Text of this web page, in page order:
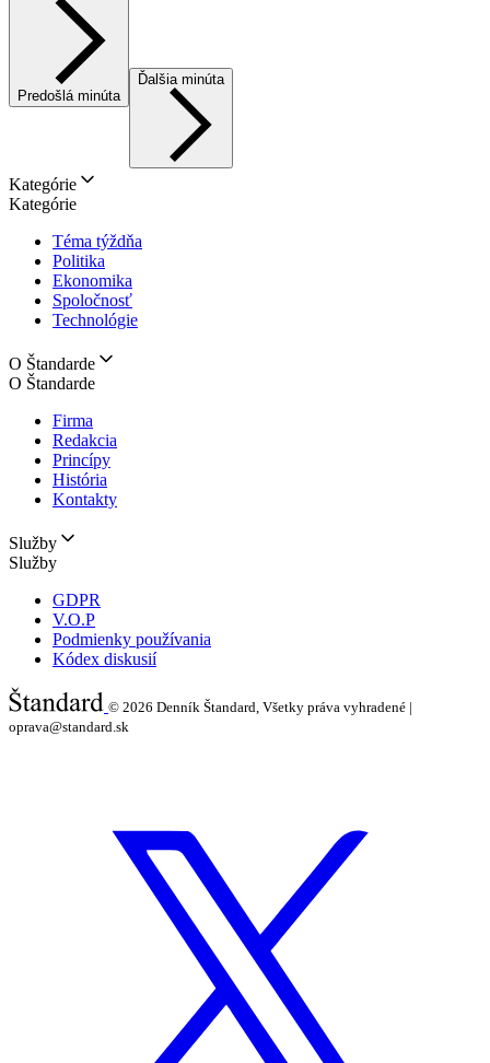
Predošlá minúta
Ďalšia minúta
Kategórie
Kategórie
Téma týždňa
Politika
Ekonomika
Spoločnosť
Technológie
O Štandarde
O Štandarde
Firma
Redakcia
Princípy
História
Kontakty
Služby
Služby
GDPR
V.O.P
Podmienky používania
Kódex diskusií
© 2026 Denník Štandard, Všetky práva vyhradené |
oprava@standard.sk